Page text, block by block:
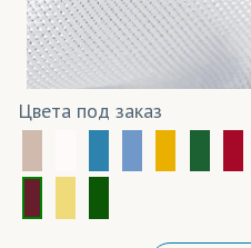
Цвета под заказ